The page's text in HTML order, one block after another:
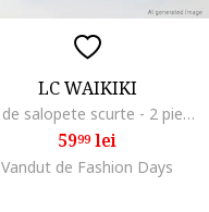
LC WAIKIKI
Set de salopete scurte - 2 piese, Alb/Albastru
5999lei
Vandut de Fashion Days